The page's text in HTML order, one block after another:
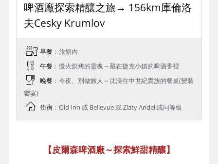
啤酒廠探索精釀之旅→ 156km庫倫洛
夫Cesky Krumlov
早餐 ：旅館內
午餐 ：慢火烘烤的靈魂～藏在捷克小鎮的啤酒香裡
晚餐 ：今夜、別做旅人～沈浸在中世紀貴族的餐桌(變裝
饗宴)
住宿：Old Inn 或 Bellevue 或 Zlaty Andel 或同等級
【皮爾森啤酒廠～探索鮮甜精釀】